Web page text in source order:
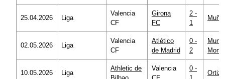
25.04.2026 Liga
Valencia
CF
Girona
FC
2 -
1
02.05.2026 Liga
Valencia
CF
Atlético
de Madrid
0 -
2
10.05.2026 Liga
Athletic de
Valencia
0 -
Ortiz